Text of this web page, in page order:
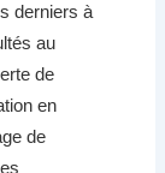
derniers à
au
de
en
de